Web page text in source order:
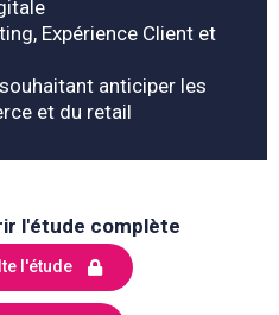
Expérience Client et
anticiper les
et du retail
l'étude complète
l'étude